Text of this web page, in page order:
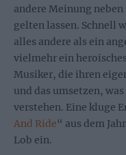
andere Meinung
gelten lassen. Schnell
alles andere als ein
vielmehr ein
Musiker, die ihren
und das umsetzen,
verstehen. Eine kluge
And Ride“ aus dem
Lob ein.